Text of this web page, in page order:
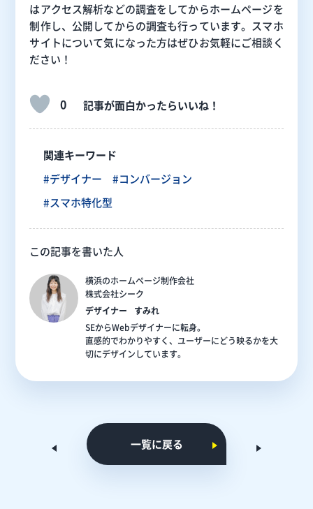
はアクセス解析などの調査をしてからホームページを
制作し、公開してからの調査も行っています。スマホ
サイトについて気になった方はぜひお気軽にご相談く
ださい！
0 記事が面白かったらいいね！
関連キーワード
#デザイナー
#コンバージョン
#スマホ特化型
この記事を書いた人
横浜のホームページ制作会社
株式会社シーク
デザイナー
すみれ
SEからWebデザイナーに転身。
直感的でわかりやすく、ユーザーにどう映るかを大
切にデザインしています。
一覧に戻る